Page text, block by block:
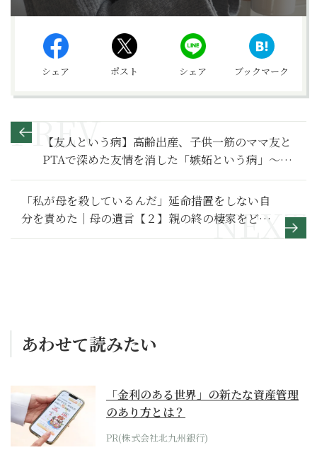
シェア ポスト シェア ブックマーク
【友人という病】高齢出産、子供一筋のママ友と
PTAで深めた友情を消した「嫉妬という病」～そ
の１～
「私が母を殺しているんだ」延命措置をしない自
分を責めた｜母の遺言【２】親の終の棲家をどう
選ぶ？
あわせて読みたい
「金利のある世界」の新たな資産管理
のあり方とは？
PR(株式会社北九州銀行)